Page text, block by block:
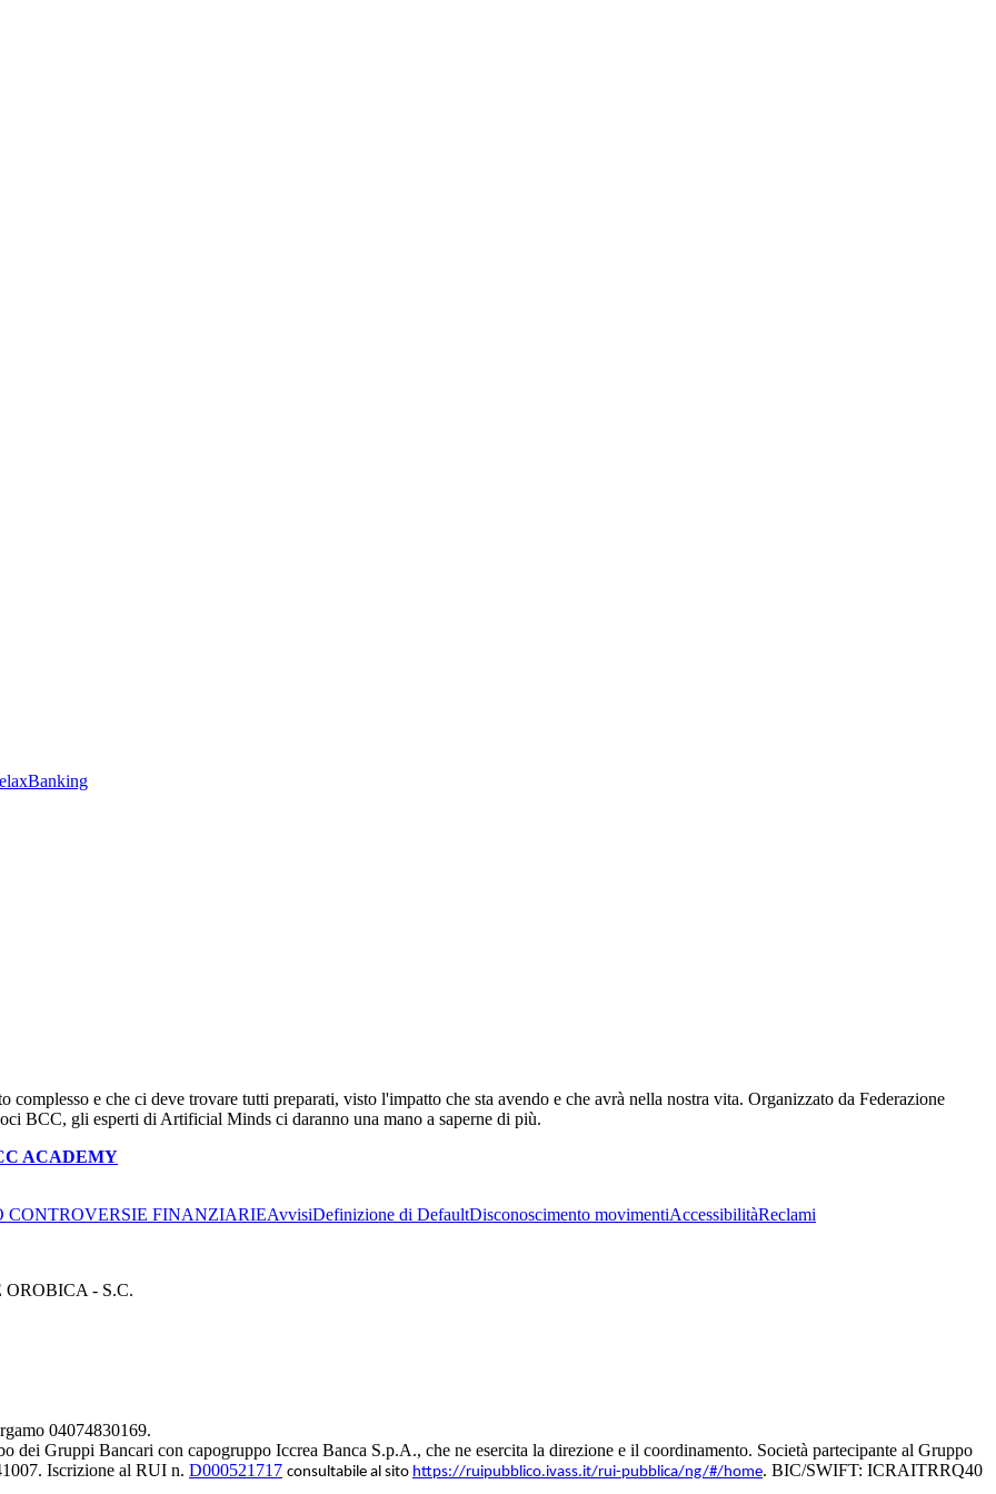
e che ci deve trovare tutti preparati, visto l'impatto che sta avendo e che avrà nella nostra vita. Organizzato da Federazione
BCC, gli esperti di Artificial Minds ci daranno una mano a saperne di più.
ACADEMY
CONTROVERSIE FINANZIARIEAvvisiDefinizione di DefaultDisconoscimento movimentiAccessibilitàReclami
- S.C.
04074830169.
dei Gruppi Bancari con capogruppo Iccrea Banca S.p.A., che ne esercita la direzione e il coordinamento. Società partecipante al Gruppo
Iscrizione al RUI n. D000521717 consultabile al sito https://ruipubblico.ivass.it/rui-pubblica/ng/#/home. BIC/SWIFT: ICRAITRRQ40